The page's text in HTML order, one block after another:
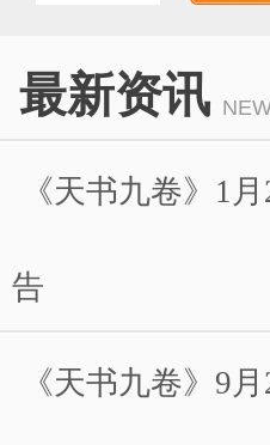
最新资讯
《天书九卷》1
告
《天书九卷》9